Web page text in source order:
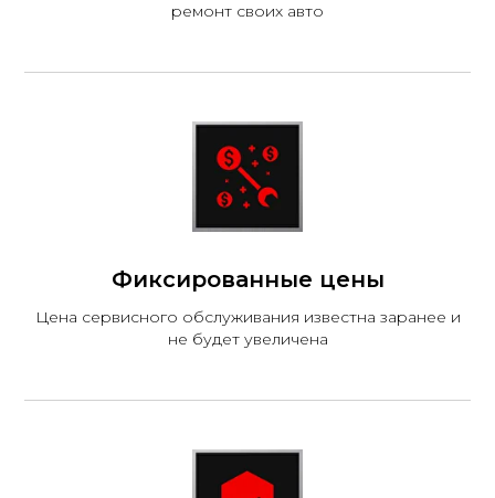
ремонт своих авто
Фиксированные цены
Цена сервисного обслуживания известна заранее и
не будет увеличена